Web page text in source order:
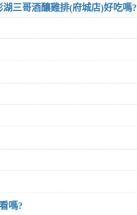
三哥酒釀雞排(府城店)好吃嗎?
嗎?